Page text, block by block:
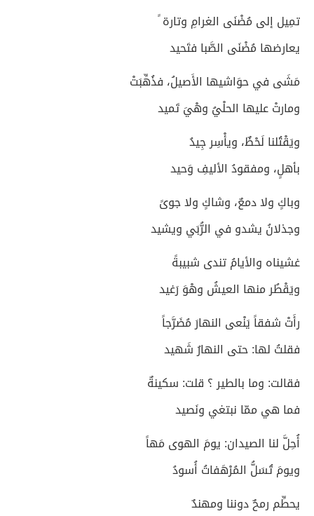
تمِيل إلى مُضْنَى الغرامِ وتارة ً
يعارضها مُضْنَى الصَّبا فتَحيد
مَشَى في حوَاشيها الأَصيلُ، فذُهِّبَتْ
ومارتْ عليها الحلْيُ وهْيَ تَميد
ويَقْتُلنا لَحْظٌ، ويأْسِر جِيدُ
بأهلٍ، ومفقودُ الأليفِ وَحيد
وباكٍ ولا دمعٌ، وشاكٍ ولا جوىً
وجذلانُ يشدو في الرُّبَي ويشيد
غشيناه والأيامُ تندى شبيبةً
ويَقْطُر منها العيشُ وهْوَ رَغيد
رأَتْ شفقاً يَنْعى النهارَ مُضَرَّجاً
فقلتُ لها: حتى النهارُ شَهيد
فقالت: وما بالطير ؟ قلت: سكينةٌ
فما هي ممّا نبتغي ونَصيد
أُحِلَّ لنا الصيدان: يومَ الهوى مَهاً
ويومَ تُسَلُّ المُرْهَفاتُ أُسودُ
يحطِّم رمحٌ دوننا ومهندٌ